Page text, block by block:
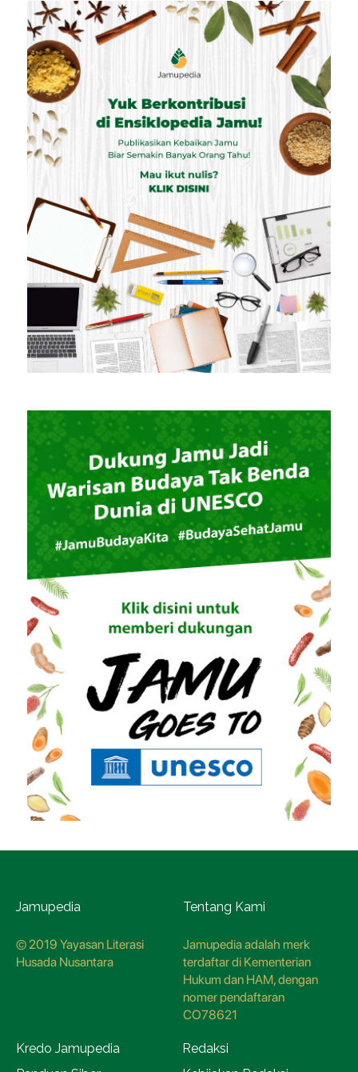
Jamupedia
© 2019 Yayasan Literasi
Husada Nusantara
Tentang Kami
Jamupedia adalah merk
terdaftar di Kementerian
Hukum dan HAM, dengan
nomer pendaftaran
CO78621
Kredo Jamupedia
Redaksi